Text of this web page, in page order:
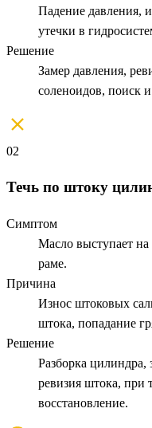
Падение давления,
утечки в
Решение
Замер давления,
соленоидов, поиск
02
Течь по штоку
Симптом
Масло выступает
раме.
Причина
Износ штоковых
штока, попадание
Решение
Разборка цилиндра,
ревизия штока, при
восстановление.